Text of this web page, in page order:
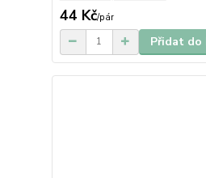
44 Kč/pár
Přidat do